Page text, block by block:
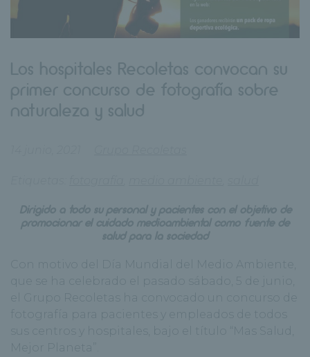
Los hospitales Recoletas convocan su
primer concurso de fotografía sobre
naturaleza y salud
Dirigido a todo su personal y pacientes con el objetivo de
promocionar el cuidado medioambiental como fuente de
salud para la sociedad
Con motivo del Día Mundial del Medio Ambiente,
que se ha celebrado el pasado sábado, 5 de junio,
el Grupo Recoletas ha convocado un concurso de
fotografía para pacientes y empleados de todos
sus centros y hospitales, bajo el título “Mas Salud,
Mejor Planeta”.